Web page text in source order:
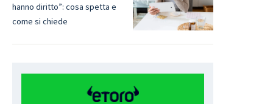
hanno diritto”: cosa spetta e
come si chiede